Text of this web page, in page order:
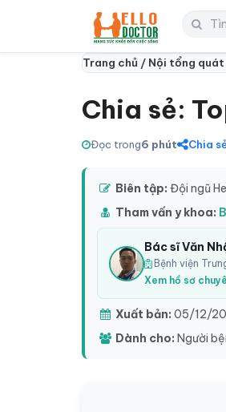
Trang chủ / Nội tổng
Chia sẻ:
Đọc trong6 phút Chia
Biên tập: Đội ngũ
Tham vấn y khoa:
Bác sĩ Văn
Bệnh viện
Xem hồ sơ
Xuất bản: 05/12/
Dành cho: Người